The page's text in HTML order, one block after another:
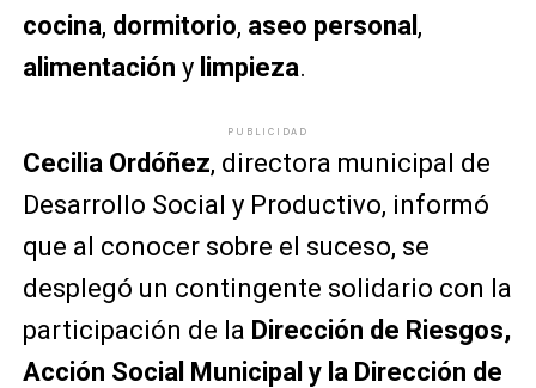
cocina, dormitorio, aseo personal ,
alimentación y limpieza.
PUBLICIDAD
Cecilia Ordóñez, directora municipal de
Desarrollo Social y Productivo, informó
que al conocer sobre el suceso, se
desplegó un contingente solidario con la
participación de la Dirección de Riesgos,
Acción Social Municipal y la Dirección de